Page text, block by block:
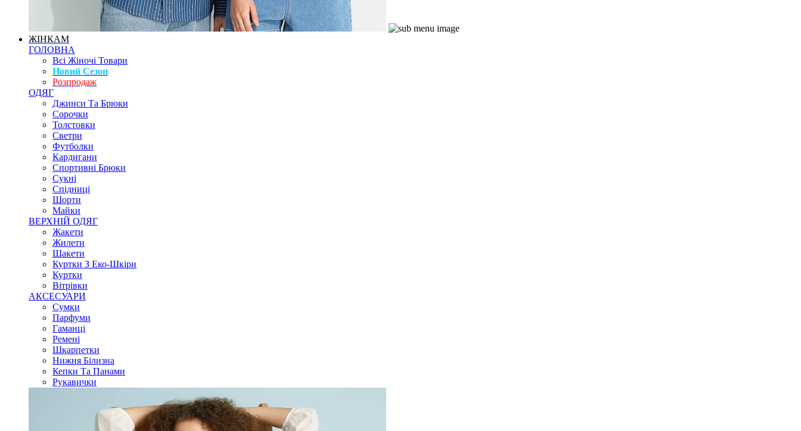
ЖІНКАМ
ГОЛОВНА
Всі Жіночі Товари
Новий Сезон
Розпродаж
ОДЯГ
Джинси Та Брюки
Сорочки
Толстовки
Светри
Футболки
Кардигани
Спортивні Брюки
Сукні
Спідниці
Шорти
Майки
ВЕРХНІЙ ОДЯГ
Жакети
Жилети
Шакети
Куртки З Еко-Шкіри
Куртки
Вітрівки
АКСЕСУАРИ
Сумки
Парфуми
Гаманці
Ремені
Шкарпетки
Нижня Білизна
Кепки Та Панами
Рукавички